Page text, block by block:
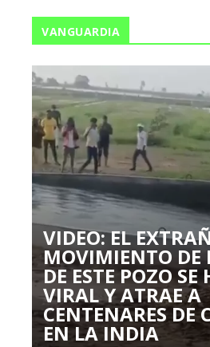
VANGUARDIA
VIDEO: EL
MOVIMIENTO DE
DE ESTE POZO SE
VIRAL Y ATRAE A
CENTENARES DE
EN LA INDIA